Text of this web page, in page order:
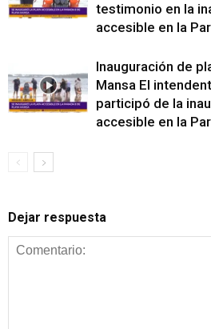
testimonio en la
accesible en la
Inauguración de
Mansa El
participó de la
accesible en la
Dejar respuesta